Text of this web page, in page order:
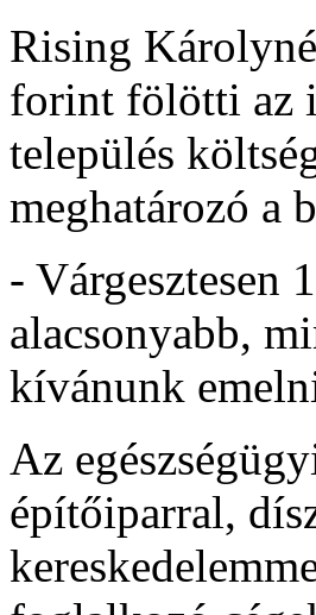
Rising
forint fölötti az
település
meghatározó a
- Várgesztesen
alacsonyabb,
kívánunk
Az
építőiparral,